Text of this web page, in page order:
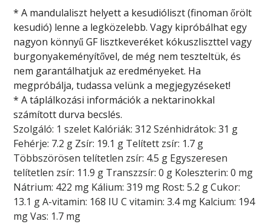
* A mandulaliszt helyett a kesudióliszt (finoman őrölt
kesudió) lenne a legközelebb. Vagy kipróbálhat egy
nagyon könnyű GF lisztkeveréket kókuszliszttel vagy
burgonyakeményítővel, de még nem teszteltük, és
nem garantálhatjuk az eredményeket. Ha
megpróbálja, tudassa velünk a megjegyzéseket!
* A táplálkozási információk a nektarinokkal
számított durva becslés.
Szolgáló: 1 szelet Kalóriák:312 Szénhidrátok:31 g
Fehérje: 7.2 g Zsír: 19.1 g Telített zsír: 1.7 g
Többszörösen telítetlen zsír: 4.5 g Egyszeresen
telítetlen zsír: 11.9 g Transzzsír:0 g Koleszterin:0 mg
Nátrium: 422 mg Kálium:319 mg Rost:5.2 g Cukor:
13.1 g A-vitamin: 168 IU C vitamin:3.4 mg Kalcium: 194
mg Vas: 1.7 mg